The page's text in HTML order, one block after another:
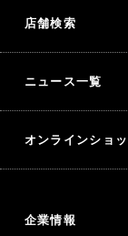
店舗検索
ニュース一覧
オンラインショ
企業情報